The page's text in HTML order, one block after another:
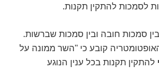
לסמכות להתקין תקנות.
סמכות חובה ובין סמכות שברשות.
לחוק האופטומטריה קובע כי "השר ממונה על
להתקין תקנות בכל ענין הנוגע